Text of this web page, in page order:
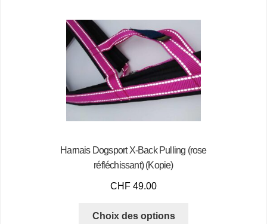
Harnais Dogsport X-Back Pulling (rose
réfléchissant) (Kopie)
CHF 49.00
Choix des options